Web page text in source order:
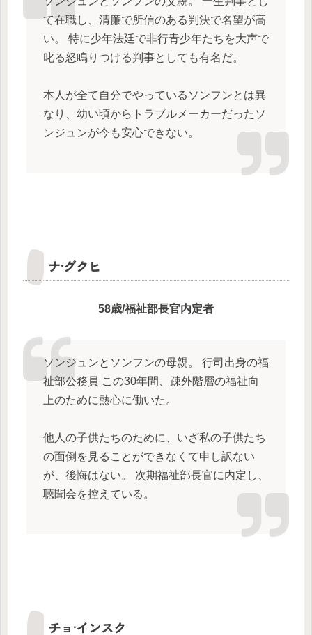
て在職し、清廉で所信のある判決で名望が高
い。 特に少年法廷で非行青少年たちを大声で
叱る怒鳴りつける判事としても有名だ。
本人が全て自分でやっているソンフンとは異
なり、幼い頃からトラブルメーカーだったソ
ンジュンが今も安心できない。
ナ·グクヒ
58歳/福祉部長官内定者
ソンジュンとソンフンの母親。 行司出身の福
祉部公務員 この30年間、疎外階層の福祉向
上のために熱心に働いた。
他人の子供たちのために、いざ私の子供たち
の面倒を見ることができなくて申し訳ない
が、後悔はない。 次期福祉部長官に内定し、
聴聞会を控えている。
チョ·インスク